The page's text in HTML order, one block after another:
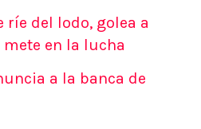
ríe del lodo, golea a
en la lucha
a la banca de